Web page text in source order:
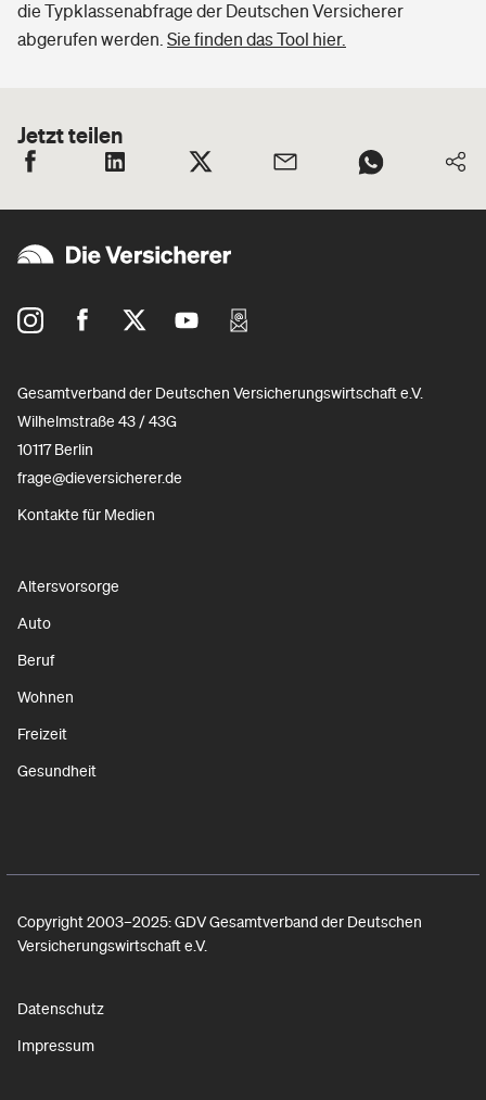
die Typklassenabfrage der Deutschen Versicherer
abgerufen werden. Sie finden das Tool hier.
Jetzt teilen
Gesamtverband der Deutschen Versicherungswirtschaft e.V.
Wilhelmstraße 43 / 43G
10117 Berlin
frage@dieversicherer.de
Kontakte für Medien
Altersvorsorge
Auto
Beruf
Wohnen
Freizeit
Gesundheit
Copyright 2003–2025: GDV Gesamtverband der Deutschen
Versicherungswirtschaft e.V.
Datenschutz
Impressum